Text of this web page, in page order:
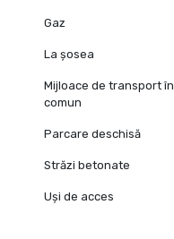
Gaz
La șosea
Mijloace de transport în
comun
Parcare deschisă
Străzi betonate
Uși de acces